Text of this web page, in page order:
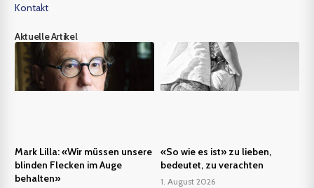
Kontakt
Aktuelle Artikel
Mark Lilla: «Wir müssen unsere
blinden Flecken im Auge
behalten»
«So wie es ist» zu lieben,
bedeutet, zu verachten
1. August 2026